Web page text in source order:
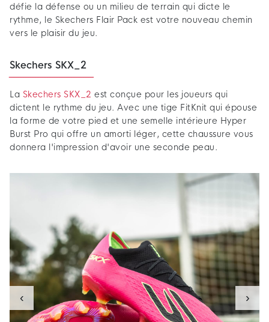
défie la défense ou un milieu de terrain qui dicte le
rythme, le Skechers Flair Pack est votre nouveau chemin
vers le plaisir du jeu.
Skechers SKX_2
La Skechers SKX_2 est conçue pour les joueurs qui
dictent le rythme du jeu. Avec une tige FitKnit qui épouse
la forme de votre pied et une semelle intérieure Hyper
Burst Pro qui offre un amorti léger, cette chaussure vous
donnera l'impression d'avoir une seconde peau.
‹ ›